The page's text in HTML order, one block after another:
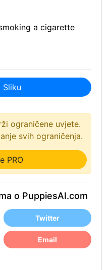
a cigarette
Sliku
ograničene uvjete.
svih ograničenja.
PRO
o PuppiesAI.com
Twitter
Email